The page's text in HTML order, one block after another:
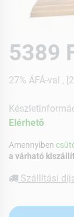
5389
27% ÁFÁ-val ,
Elérhetõ
Amennyiben
a várható
Szállítási